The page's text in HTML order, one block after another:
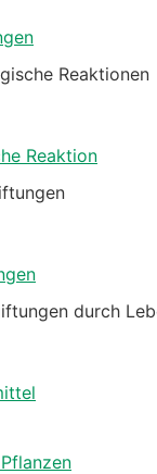
Reaktionen
Reaktion
durch